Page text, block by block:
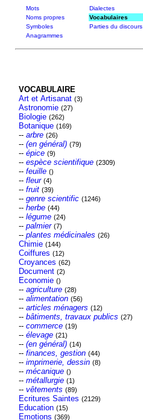
Mots Dialectes
Noms propres
Vocabulaires
Symboles
Parties du discours
Anagrammes
VOCABULAIRE
Art et Artisanat (3)
Astronomie (27)
Biologie (262)
Botanique (169)
-- arbre (26)
-- (en général) (79)
-- épice (9)
-- espèce scientifique (2309)
-- feuille ()
-- fleur (4)
-- fruit (39)
-- genre scientific (1246)
-- herbe (44)
-- légume (24)
-- palmier (7)
-- plantes médicinales (26)
Chimie (144)
Coiffures (12)
Croyances (62)
Document (2)
Economie ()
-- agriculture (28)
-- alimentation (56)
-- articles ménagers (12)
-- bâtiments, travaux publics (27)
-- commerce (19)
-- élevage (21)
-- (en général) (14)
-- finances, gestion (44)
-- imprimerie, dessin (8)
-- mécanique ()
-- métallurgie (1)
-- vêtements (89)
Ecritures Saintes (2129)
Education (15)
Emotions (369)